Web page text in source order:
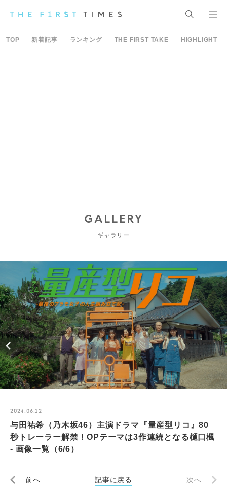
TOP 新着記事 ランキング THE FIRST TAKE HIGHLIGHT
GALLERY
ギャラリー
2024.06.12
与田祐希（乃木坂46）主演ドラマ『量産型リコ』80
秒トレーラー解禁！OPテーマは3作連続となる樋口楓
- 画像一覧（6/6）
前へ 記事に戻る 次へ